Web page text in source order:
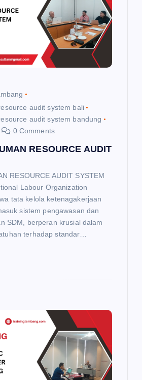
audit system bali
audit system bandung
0 Comments
RESOURCE AUDIT
RESOURCE AUDIT SYSTEM
Labour Organization
tata kelola ketenagakerjaan
sistem pengawasan dan
SDM, berperan krusial dalam
terhadap standar…